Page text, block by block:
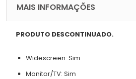
MAIS INFORMAÇÕES
PRODUTO DESCONTINUADO.
Widescreen: Sim
Monitor/TV: Sim